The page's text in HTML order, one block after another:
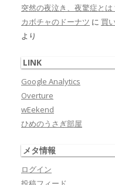
突然の夜泣き、夜驚症とは
カボチャのドーナツ に 買
より
LINK
Google Analytics
Overture
wEekend
ひめのうさぎ部屋
メタ情報
ログイン